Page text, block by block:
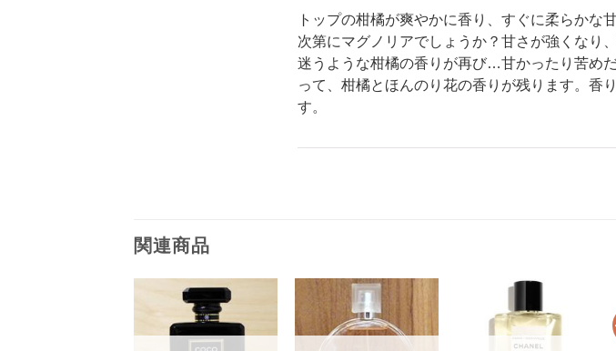
トップの柑橘が爽やかに香り、すぐに柔らかな
次第にマグノリアでしょうか？甘さが強くなり
迷うような柑橘の香りが再び…甘かったり苦め
って、柑橘とほんのり花の香りが残ります。香
す。
関連商品